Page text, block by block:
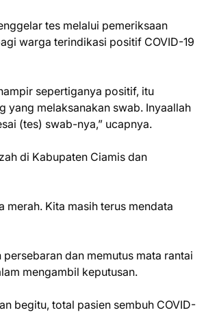
tes melalui pemeriksaan
warga terindikasi positif COVID-19
sepertiganya positif, itu
yang melaksanakan swab. Inyaallah
(tes) swab-nya,” ucapnya.
di Kabupaten Ciamis dan
Kita masih terus mendata
dan memutus mata rantai
mengambil keputusan.
begitu, total pasien sembuh COVID-